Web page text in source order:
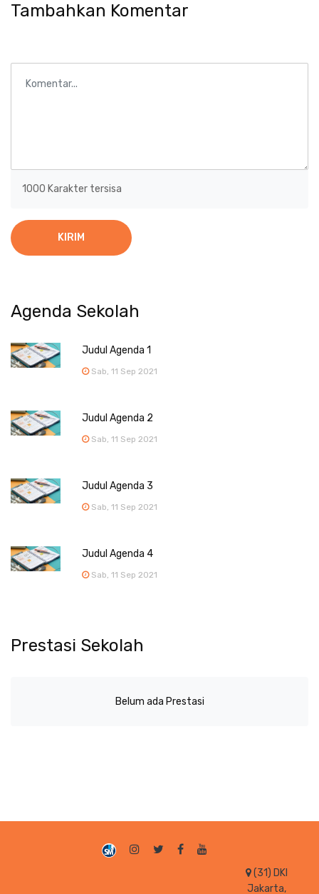
Tambahkan Komentar
1000 Karakter tersisa
KIRIM
Agenda Sekolah
Judul Agenda 1
Sab, 11 Sep 2021
Judul Agenda 2
Sab, 11 Sep 2021
Judul Agenda 3
Sab, 11 Sep 2021
Judul Agenda 4
Sab, 11 Sep 2021
Prestasi Sekolah
Belum ada Prestasi
(31) DKI
Jakarta,